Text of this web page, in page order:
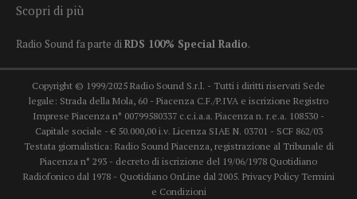
Scopri di più
Radio Sound fa parte diRDS 100% Special Radio.
Copyright © 1999/2025 Radio Sound S.r.l. - Tutti i diritti riservati Sede
legale: Strada della Mola, 60 - Piacenza C.F./P.IVA e iscrizione Registro
Imprese Piacenza n° 00799580337 c.c.i.a.a. Piacenza n. r.e.a. 108530 -
Capitale sociale - € 50.000,00 i.v. Licenza SIAE N. 03701 - SCF 862/03
Testata giornalistica: Radio Sound Piacenza, registrazione al Tribunale di
Piacenza n° 293 - decreto di iscrizione del 19/06/1978 Quotidiano
Radiofonico dal 1978 - Quotidiano OnLine dal 2005. Privacy Policy Termini
e Condizioni